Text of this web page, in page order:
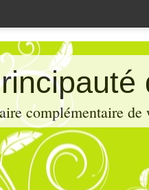
complémentaire de